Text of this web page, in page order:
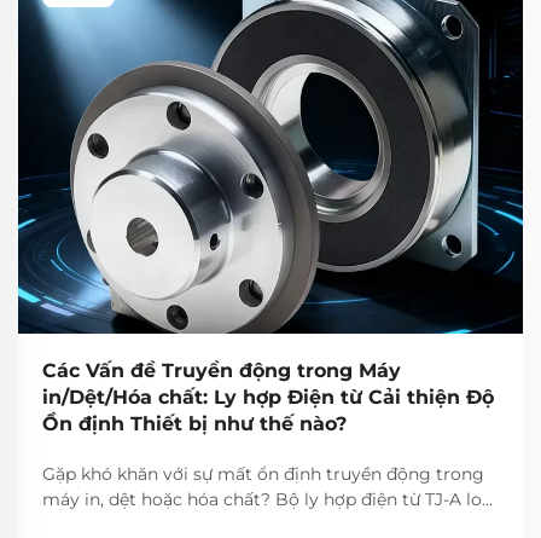
Các Vấn đề Truyền động trong Máy
in/Dệt/Hóa chất: Ly hợp Điện từ Cải thiện Độ
Ổn định Thiết bị như thế nào?
Gặp khó khăn với sự mất ổn định truyền động trong
máy in, dệt hoặc hóa chất? Bộ ly hợp điện từ TJ-A loại